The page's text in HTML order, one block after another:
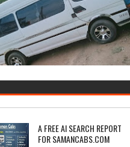
A FREE AI SEARCH REPORT
FOR SAMANCABS.COM